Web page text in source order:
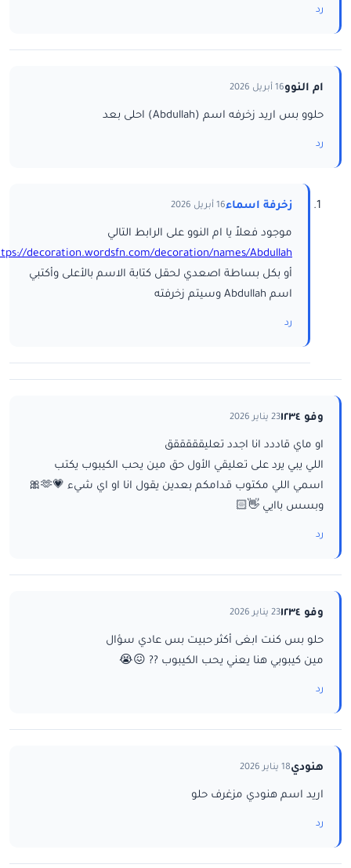
رد
ام النوو16 أبريل 2026
حلوو بس اريد زخرفه اسم (Abdullah) احلى بعد
رد
زخرفة اسماء16 أبريل 2026
موجود فعلاً يا ام النوو على الرابط التالي
decoration.wordsfn.com/decoration/names/Abdullah/
أو بكل بساطة اصعدي لحقل كتابة الاسم بالأعلى وأكتبي
اسم Abdullah وسيتم زخرفته
رد
وفو ١٢٣٤ 23 يناير 2026
او ماي قاددد انا اجدد تعليقققققق
اللي يبي يرد على تعليقي الأول حق مين يحب الكيبوب يكتب
اسمي اللي مكتوب قدامكم بعدين يقول انا او اي شيء 💗🫶🎀
وبسس باايي 👋🏻
رد
وفو ١٢٣٤ 23 يناير 2026
حلو بس كنت ابغى أكثر حبيت بس عادي سؤال
مين كيبوبي هنا يعني يحب الكيبوب ?? 😖😭
رد
هنودي18 يناير 2026
اريد اسم هنودي مزغرف حلو
رد